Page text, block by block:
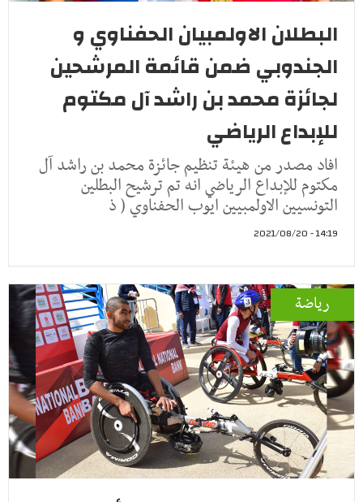
البطلان الاولمبيان الحفناوي و
الجندوبي ضمن قائمة المرشحين
لجائزة محمد بن راشد آل مكتوم
للإبداع الرياضي
افاد مصدر من هيئة تنظيم جائزة محمد بن راشد آل
مكتوم للإبداع الرياضي انه تم ترشيح البطلين
التونسيين الاولمبيين ايوب الحفناوي ( ذ
14:19 - 2021/08/20
رياضة